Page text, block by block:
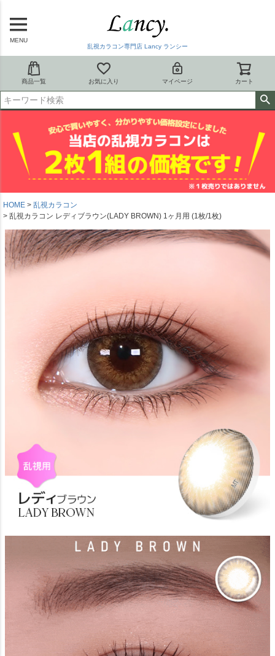
MENU
乱視カラコン専門店 Lancy ランシー
商品一覧 お気に入り マイページ カート
HOME
乱視カラコン
乱視カラコン レディブラウン(LADY BROWN) 1ヶ月用 (1枚/1枚)